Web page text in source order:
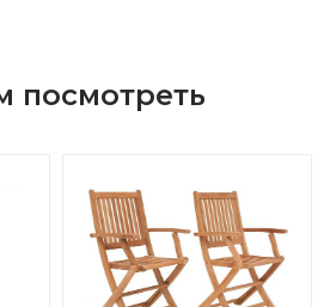
посмотреть